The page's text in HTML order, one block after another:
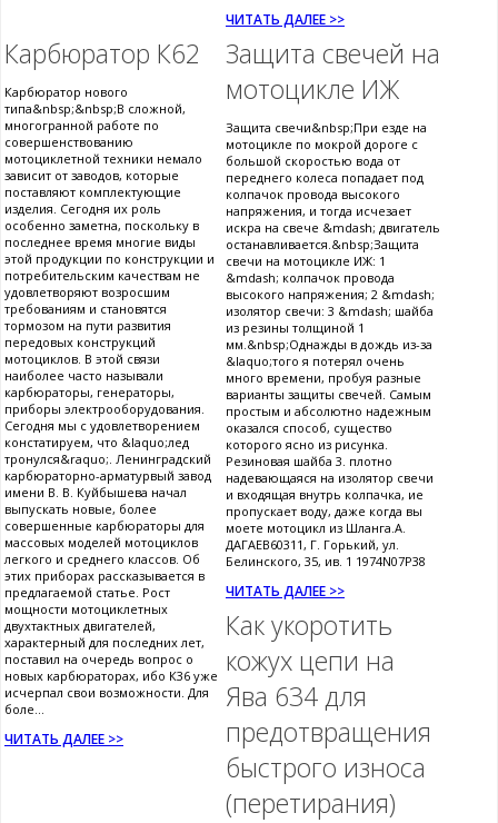
ЧИТАТЬ ДАЛЕЕ >>
Карбюратор К62
Карбюратор нового
типа&nbsp;&nbsp;В сложной,
многогранной работе по
совершенствованию
мотоциклетной техники немало
зависит от заводов, которые
поставляют комплектующие
изделия. Сегодня их роль
особенно заметна, поскольку в
последнее время многие виды
этой продукции по конструкции и
потребительским качествам не
удовлетворяют возросшим
требованиям и становятся
тормозом на пути развития
передовых конструкций
мотоциклов. В этой связи
наиболее часто называли
карбюраторы, генераторы,
приборы электрооборудования.
Сегодня мы с удовлетворением
констатируем, что &laquo;лед
тронулся&raquo;. Ленинградский
карбюраторно-арматурвый завод
имени В. В. Куйбышева начал
выпускать новые, более
совершенные карбюраторы для
массовых моделей мотоциклов
легкого и среднего классов. Об
этих приборах рассказывается в
предлагаемой статье. Рост
мощности мотоциклетных
двухтактных двигателей,
характерный для последних лет,
поставил на очередь вопрос о
новых карбюраторах, ибо К36 уже
исчерпал свои возможности. Для
боле...
ЧИТАТЬ ДАЛЕЕ >>
Защита свечей на
мотоцикле ИЖ
Защита свечи&nbsp;При езде на
мотоцикле по мокрой дороге с
большой скоростью вода от
переднего колеса попадает под
колпачок провода высокого
напряжения, и тогда исчезает
искра на свече &mdash; двигатель
останавливается.&nbsp;Защита
свечи на мотоцикле ИЖ: 1
&mdash; колпачок провода
высокого напряжения; 2 &mdash;
изолятор свечи: 3 &mdash; шайба
из резины толщиной 1
мм.&nbsp;Однажды в дождь из-за
&laquo;того я потерял очень
много времени, пробуя разные
варианты защиты свечей. Самым
простым и абсолютно надежным
оказался способ, существо
которого ясно из рисунка.
Резиновая шайба 3. плотно
надевающаяся на изолятор свечи
и входящая внутрь колпачка, ие
пропускает воду, даже когда вы
моете мотоцикл из Шланга.А.
ДАГАЕВ60311, Г. Горький, ул.
Белинского, 35, ив. 1 1974N07P38
ЧИТАТЬ ДАЛЕЕ >>
Как укоротить
кожух цепи на
Ява 634 для
предотвращения
быстрого износа
(перетирания)